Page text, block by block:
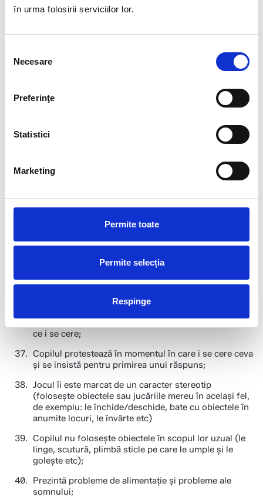
în urma folosirii serviciilor lor.
consimțământului
Necesare
Preferinţe
Statistici
Marketing
Permite toate
Permite selecția
Respinge
care se mișcă în câmpul lui vizual;
provocând crize de plâns şi nimic din ceea ce faceți
Începe să plângă fără un motiv pe care să-l puteți
Evită de cele mai multe ori contactul vizual atât cu
dumneavoastră cât şi cu ceilalţi;
Nu întinde mâinile atunci când vreți să îl luați în braţe;
Nu reacționează atunci când îi acordați atenție;
Adoptă posturi bizare;
Nu îi place să fie atins sau luat în braţe;
Uneori pare insensibil la durere;
A încetat să mai folosească anumite cuvinte pe care
ce i se cere;
Copilul protestează în momentul în care i se cere ceva
şi se insistă pentru primirea unui răspuns;
Jocul îi este marcat de un caracter stereotip
(foloseşte obiectele sau jucăriile mereu în același fel,
de exemplu: le închide/deschide, bate cu obiectele în
anumite locuri, le învârte etc)
Copilul nu foloseşte obiectele în scopul lor uzual (le
linge, scutură, plimbă sticle pe care le umple şi le
golește etc);
Prezintă probleme de alimentație şi probleme ale
somnului;